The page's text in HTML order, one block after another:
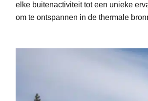
elke buitenactiviteit tot een unieke
om te ontspannen in de thermale